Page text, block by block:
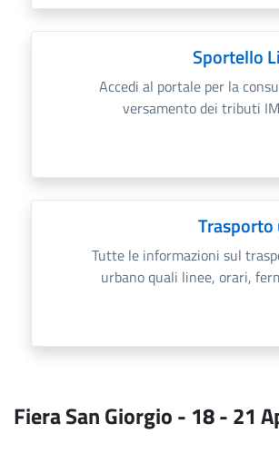
Accedi al portale per la
versamento dei tributi
Tutte le informazioni sul
urbano quali linee, orari,
730° Fiera San Giorgio - 18 - 21